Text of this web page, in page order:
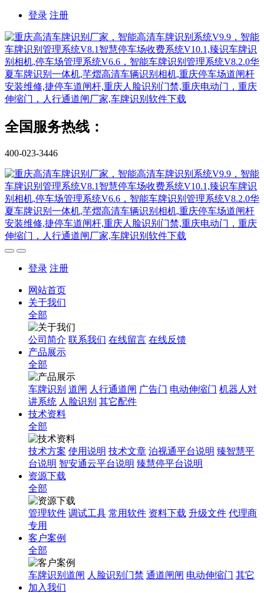
登录 注册
全国服务热线：
400-023-3446
登录 注册
网站首页
关于我们
全部
公司简介 联系我们 在线留言 在线反馈
产品展示
全部
车牌识别 道闸 人行通道闸 广告门 电动伸缩门 机器人对
讲系统 人脸识别 其它配件
技术资料
全部
技术方案 使用说明 技术文章 泊视通平台说明 臻智慧平
台说明 智安通云平台说明 臻慧停平台说明
资源下载
全部
管理软件 调试工具 常用软件 资料下载 升级文件 代理商
专用
客户案例
全部
车牌识别道闸 人脸识别门禁 通道闸闸 电动伸缩门 其它
加入我们